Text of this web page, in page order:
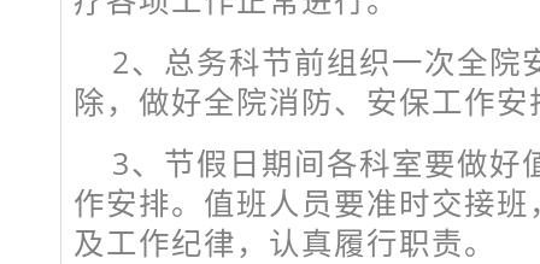
2、总务科节前组织一次全院
除，做好全院消防、安保工作安
3、节假日期间各科室要做好
作安排。值班人员要准时交接
及工作纪律，认真履行职责。